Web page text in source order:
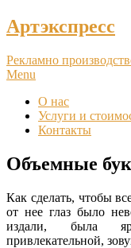
Артэкспресс
Рекламно
Menu
О нас
Услуги и
Контакты
Объемные
Как сделать, чтобы
от нее глаз было
издали, была
привлекательной,